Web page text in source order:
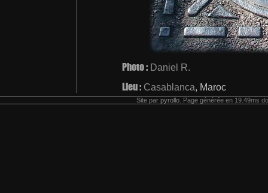
Photo : Daniel R.
Lieu : Casablanca, Maroc
Site par pyrollo . Page générée en 19.49ms